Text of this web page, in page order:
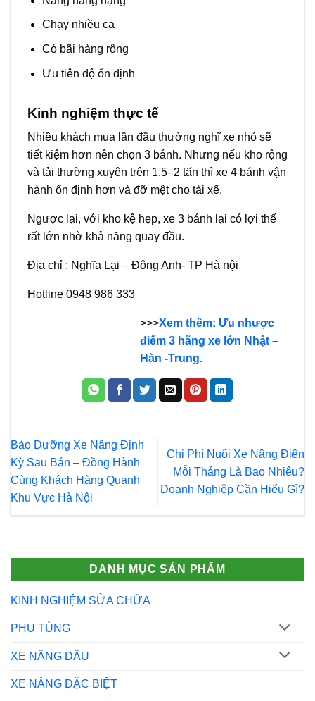
Chạy nhiều ca
Có bãi hàng rộng
Ưu tiên độ ổn định
Kinh nghiệm thực tế
Nhiều khách mua lần đầu thường nghĩ xe nhỏ sẽ
tiết kiệm hơn nên chọn 3 bánh. Nhưng nếu kho rộng
và tải thường xuyên trên 1.5–2 tấn thì xe 4 bánh vận
hành ổn định hơn và đỡ mệt cho tài xế.
Ngược lại, với kho kệ hẹp, xe 3 bánh lại có lợi thế
rất lớn nhờ khả năng quay đầu.
Địa chỉ : Nghĩa Lại – Đông Anh- TP Hà nội
Hotline 0948 986 333
>>>Xem thêm: Ưu nhược
điểm 3 hãng xe lớn Nhật –
Hàn -Trung.
Bảo Dưỡng Xe Nâng Định
Kỳ Sau Bán – Đồng Hành
Cùng Khách Hàng Quanh
Khu Vực Hà Nội
Chi Phí Nuôi Xe Nâng Điện
Mỗi Tháng Là Bao Nhiêu?
Doanh Nghiệp Cần Hiểu Gì?
DANH MỤC SẢN PHẨM
KINH NGHIỆM SỬA CHỮA
PHỤ TÙNG
XE NÂNG DẦU
XE NÂNG ĐẶC BIỆT